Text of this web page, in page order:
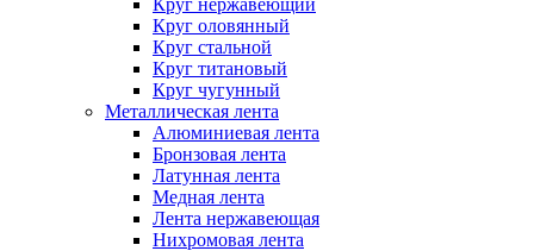
Круг нержавеющий
Круг оловянный
Круг стальной
Круг титановый
Круг чугунный
Металлическая лента
Алюминиевая лента
Бронзовая лента
Латунная лента
Медная лента
Лента нержавеющая
Нихромовая лента